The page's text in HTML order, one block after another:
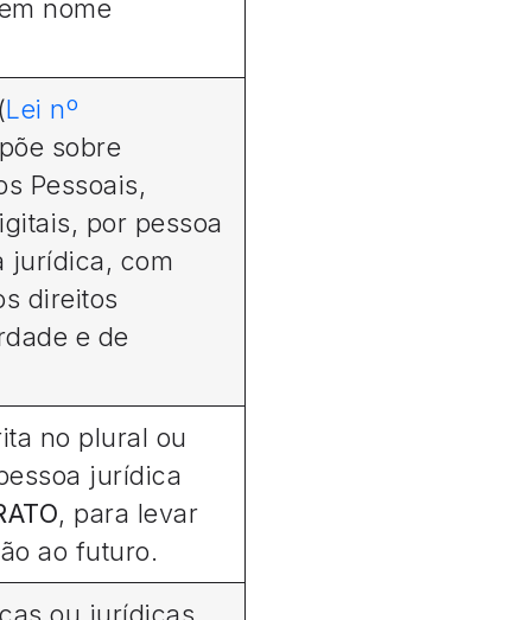
nome
Lei nº
sobre
Pessoais,
por pessoa
jurídica, com
direitos
e de
no plural ou
jurídica
, para levar
ao futuro.